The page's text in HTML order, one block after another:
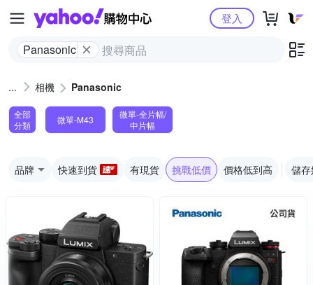
Yahoo購物中心
Panasonic
登入
相機 Panasonic
全部
分類
微單-M43
微單-全片幅/
中片幅
品牌 快速到貨 有現貨 挑戰低價 價格低到高 儲